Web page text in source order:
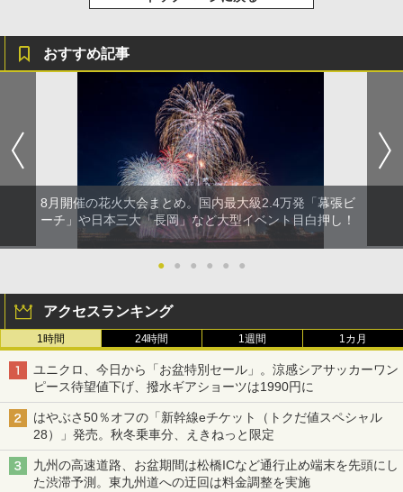
コンパクト iimono117 (ブルー)
おすすめ記事
8月開催の花火大会まとめ。国内最大級2.4万発「幕張ビ
ーチ」や日本三大「長岡」など大型イベント目白押し！
● ● ● ● ● ●
アクセスランキング
1時間 24時間 1週間 1カ月
ユニクロ、今日から「お盆特別セール」。涼感シアサッカーワン
ピース待望値下げ、撥水ギアショーツは1990円に
はやぶさ50％オフの「新幹線eチケット（トクだ値スペシャル
28）」発売。秋冬乗車分、えきねっと限定
九州の高速道路、お盆期間は松橋ICなど通行止め端末を先頭にし
た渋滞予測。東九州道への迂回は料金調整を実施